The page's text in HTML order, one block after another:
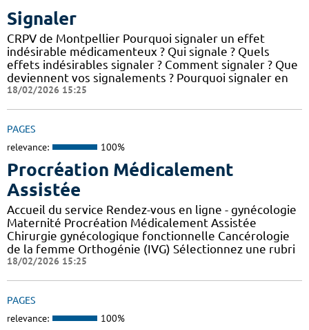
Signaler
CRPV de Montpellier Pourquoi signaler un effet
indésirable médicamenteux ? Qui signale ? Quels
effets indésirables signaler ? Comment signaler ? Que
deviennent vos signalements ? Pourquoi signaler en
18/02/2026 15:25
PAGES
relevance: 100%
Procréation Médicalement
Assistée
Accueil du service Rendez-vous en ligne - gynécologie
Maternité Procréation Médicalement Assistée
Chirurgie gynécologique fonctionnelle Cancérologie
de la femme Orthogénie (IVG) Sélectionnez une rubri
18/02/2026 15:25
PAGES
relevance: 100%